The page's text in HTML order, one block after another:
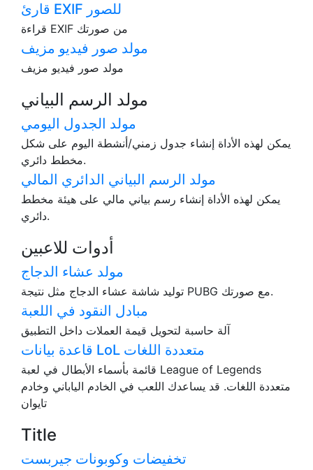
قارئ EXIF للصور
قراءة EXIF من صورتك
مولد صور فيديو مزيف
مولد صور فيديو مزيف
مولد الرسم البياني
مولد الجدول اليومي
يمكن لهذه الأداة إنشاء جدول زمني/أنشطة اليوم على شكل
مخطط دائري.
مولد الرسم البياني الدائري المالي
يمكن لهذه الأداة إنشاء رسم بياني مالي على هيئة مخطط
دائري.
أدوات للاعبين
مولد عشاء الدجاج
توليد شاشة عشاء الدجاج مثل نتيجة PUBG مع صورتك.
مبادل النقود في اللعبة
آلة حاسبة لتحويل قيمة العملات داخل التطبيق
قاعدة بيانات LoL متعددة اللغات
قائمة بأسماء الأبطال في لعبة League of Legends
متعددة اللغات. قد يساعدك اللعب في الخادم الياباني وخادم
تايوان
Title
تخفيضات وكوبونات جيربست